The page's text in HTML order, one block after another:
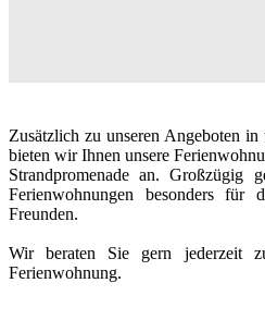
Zusätzlich zu unseren Angeboten
bieten wir Ihnen unsere
Strandpromenade an. Großzügig
Ferienwohnungen besonders
Freunden.
Wir beraten Sie gern jederzeit
Ferienwohnung.